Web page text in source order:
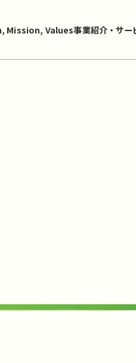
Mission, Values事業紹介・サー